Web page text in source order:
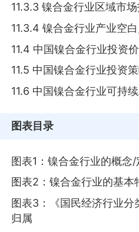
11.3.3 镍合金行业区域市
11.3.4 镍合金行业产业空
11.4 中国镍合金行业投资
11.5 中国镍合金行业投资
11.6 中国镍合金行业可持
图表目录
图表1：镍合金行业的概念/
图表2：镍合金行业的基本
图表3：《国民经济行业分
归属